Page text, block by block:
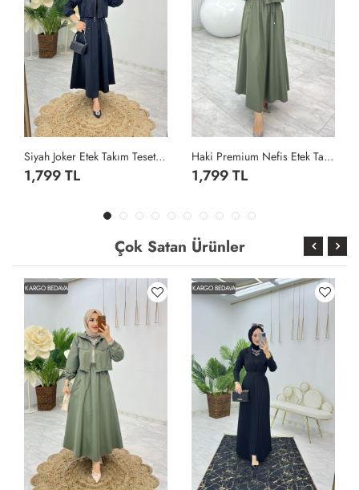
Siyah Joker Etek Takım Tesettür Giyim Siyah
1,799 TL
Haki Premium Nefis Etek Takım Tesettür Giyim Haki
1,799 TL
Çok Satan Ürünler
KARGO BEDAVA KARGO BEDAVA